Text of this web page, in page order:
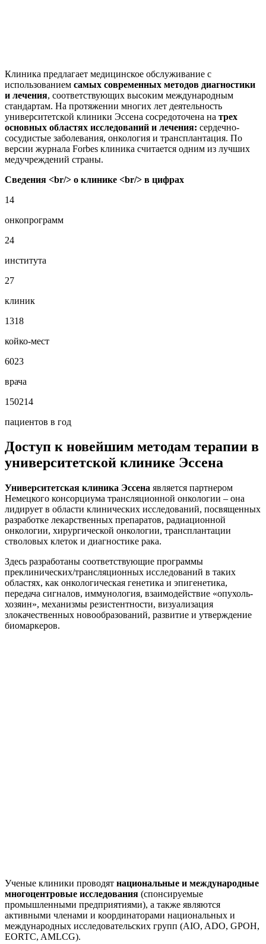
Клиника предлагает медицинское обслуживание с
использованием самых современных методов диагностики
и лечения, соответствующих высоким международным
стандартам. На протяжении многих лет деятельность
университетской клиники Эссена сосредоточена на трех
основных областях исследований и лечения: сердечно-
сосудистые заболевания, онкология и трансплантация. По
версии журнала Forbes клиника считается одним из лучших
медучреждений страны.
Сведения <br/> о клинике <br/> в цифрах
14
онкопрограмм
24
института
27
клиник
1318
койко-мест
6023
врача
150214
пациентов в год
Доступ к новейшим методам терапии в
университетской клинике Эссена
Университетская клиника Эссена является партнером
Немецкого консорциума трансляционной онкологии – она
лидирует в области клинических исследований, посвященных
разработке лекарственных препаратов, радиационной
онкологии, хирургической онкологии, трансплантации
стволовых клеток и диагностике рака.
Здесь разработаны соответствующие программы
преклинических/трансляционных исследований в таких
областях, как онкологическая генетика и эпигенетика,
передача сигналов, иммунология, взаимодействие «опухоль-
хозяин», механизмы резистентности, визуализация
злокачественных новообразований, развитие и утверждение
биомаркеров.
Ученые клиники проводят национальные и международные
многоцентровые исследования (спонсируемые
промышленными предприятиями), а также являются
активными членами и координаторами национальных и
международных исследовательских групп (AIO, ADO, GPOH,
EORTC, AMLCG).